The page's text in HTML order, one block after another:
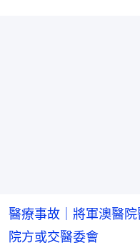
醫療事故｜將軍澳醫
院方或交醫委會